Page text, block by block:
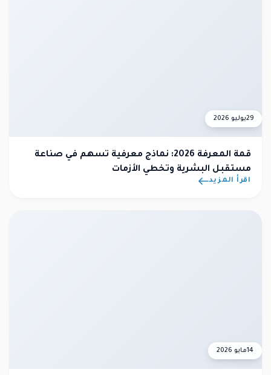
29يوليو 2026
قمة المعرفة 2026: نماذج معرفية تسهم في صناعة
مستقبل البشرية وتخطي الأزمات
اقرأ المزيد
14مايو 2026